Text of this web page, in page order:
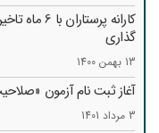
کارانه‌
گذاری
13 بهمن 1400
آغاز ثبت نام آزمون
3 مرداد 1401